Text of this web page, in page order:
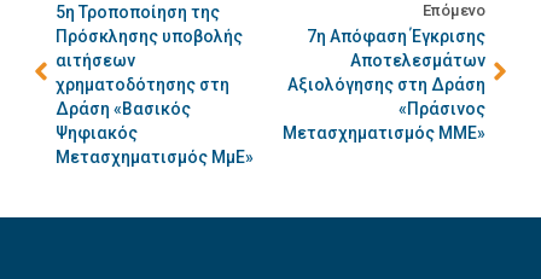
5η Τροποποίηση της
Πρόσκλησης υποβολής
αιτήσεων
χρηματοδότησης στη
Δράση «Βασικός
Ψηφιακός
Μετασχηματισμός ΜμΕ»
Επόμενο
7η Απόφαση Έγκρισης
Αποτελεσμάτων
Αξιολόγησης στη Δράση
«Πράσινος
Μετασχηματισμός ΜΜΕ»